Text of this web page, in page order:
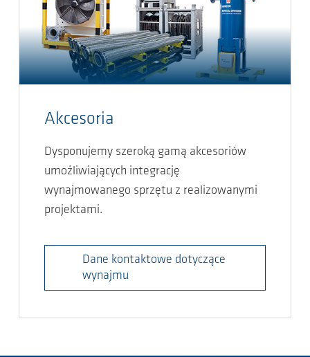
Akcesoria
Dysponujemy szeroką gamą akcesoriów
umożliwiających integrację
wynajmowanego sprzętu z realizowanymi
projektami.
Dane kontaktowe dotyczące
wynajmu